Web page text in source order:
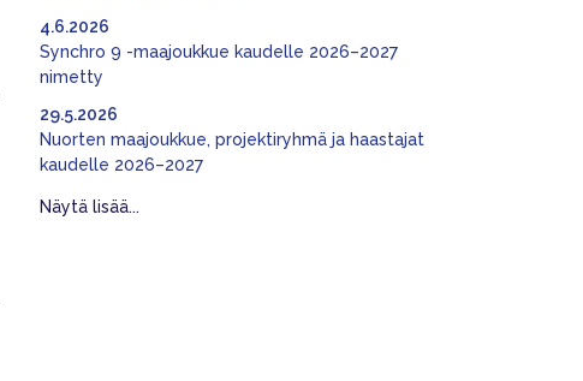
Synchro 9 -maajoukkue kaudelle 2026–2027
nimetty
4.6.2026
Nuorten maajoukkue, projektiryhmä ja haastajat
kaudelle 2026–2027
29.5.2026
Näytä lisää...